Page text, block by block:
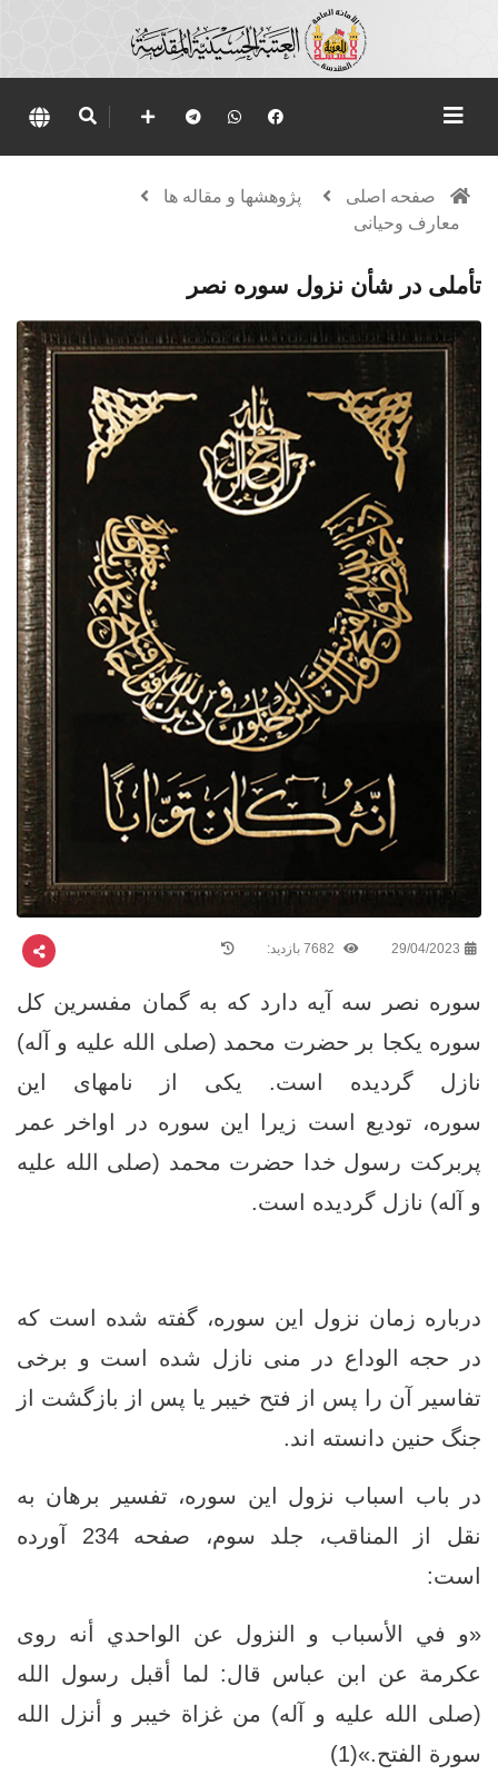
صفحه اصلی
پژوهشها و مقاله ها
معارف وحیانی
تأملی در شأن نزول سوره نصر
29/04/2023
سوره نصر سه آیه دارد که به گمان مفسرین کل
سوره یکجا بر حضرت محمد (صلی الله علیه و آله)
نازل گردیده است. یکی از نامهای این
سوره، تودیع است زیرا این سوره در اواخر عمر
پربرکت رسول خدا حضرت محمد (صلی الله علیه
و آله) نازل گردیده است.
درباره زمان نزول این سوره، گفته شده است که
در حجه الوداع در منی نازل شده است و برخی
تفاسیر آن را پس از فتح خیبر یا پس از بازگشت از
جنگ حنین دانسته اند.
در باب اسباب نزول این سوره، تفسیر برهان به
نقل از المناقب، جلد سوم، صفحه 234 آورده
است:
«و في الأسباب و النزول عن الواحدي أنه روى
عكرمة عن ابن عباس قال: لما أقبل رسول الله
(صلى الله عليه و آله) من غزاة خيبر و أنزل الله
سورة الفتح.»(1)